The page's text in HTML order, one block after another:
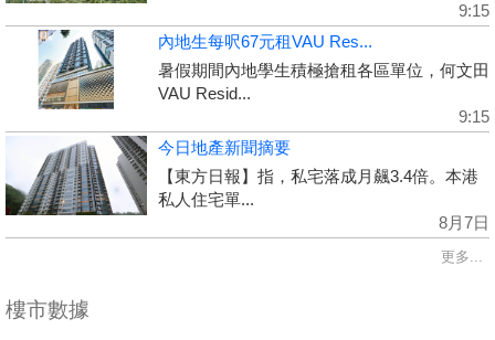
9:15
內地生每呎67元租VAU Res...
暑假期間內地學生積極搶租各區單位，何文田
VAU Resid...
9:15
今日地產新聞摘要
【東方日報】指，私宅落成月飆3.4倍。本港
私人住宅單...
8月7日
更多...
樓市數據